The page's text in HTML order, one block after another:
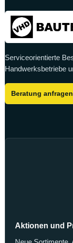
Serviceorientierte
Handwerksbetriebe
Beratung anfragen
Aktionen und